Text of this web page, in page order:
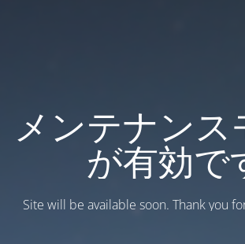
メンテナンス
が有効で
Site will be available soon. Thank you